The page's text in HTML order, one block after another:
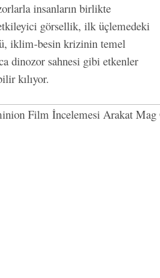
insanların birlikte
görsellik, ilk üçlemedeki
iklim-besin krizinin temel
dinozor sahnesi gibi etkenler
kılıyor.